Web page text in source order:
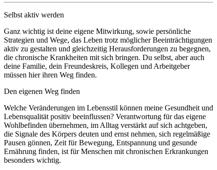
Selbst aktiv werden
Ganz wichtig ist deine eigene Mitwirkung, sowie persönliche
Strategien und Wege, das Leben trotz möglicher Beeinträchtigungen
aktiv zu gestalten und gleichzeitig Herausforderungen zu begegnen,
die chronische Krankheiten mit sich bringen. Du selbst, aber auch
deine Familie, dein Freundeskreis, Kollegen und Arbeitgeber
müssen hier ihren Weg finden.
Den eigenen Weg finden
Welche Veränderungen im Lebensstil können meine Gesundheit und
Lebensqualität positiv beeinflussen? Verantwortung für das eigene
Wohlbefinden übernehmen, im Alltag verstärkt auf sich achtgeben,
die Signale des Körpers deuten und ernst nehmen, sich regelmäßige
Pausen gönnen, Zeit für Bewegung, Entspannung und gesunde
Ernährung finden, ist für Menschen mit chronischen Erkrankungen
besonders wichtig.